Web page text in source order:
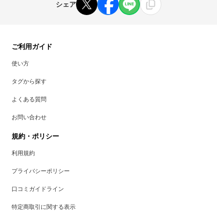
シェア
ご利用ガイド
使い方
タグから探す
よくある質問
お問い合わせ
規約・ポリシー
利用規約
プライバシーポリシー
口コミガイドライン
特定商取引に関する表示